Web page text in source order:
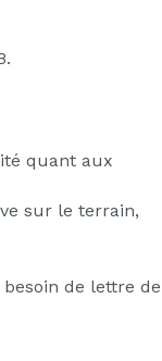
quant aux
sur le terrain,
de lettre de